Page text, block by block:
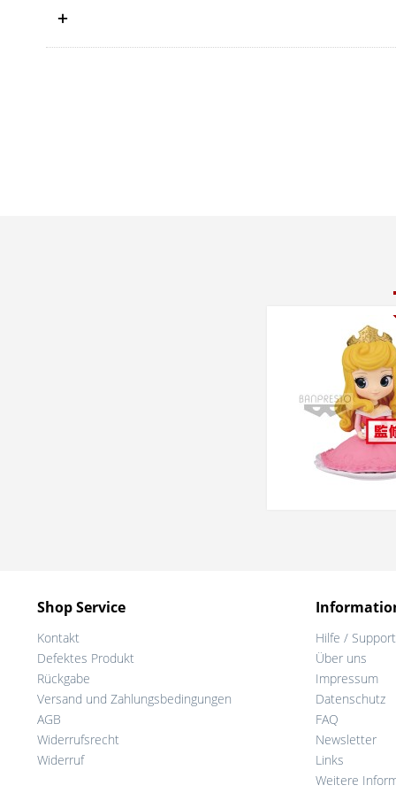
Shop Service
Kontakt
Defektes Produkt
Rückgabe
Versand und Zahlungsbedingungen
AGB
Widerrufsrecht
Widerruf
Hilfe / Support
Über uns
Impressum
Datenschutz
FAQ
Newsletter
Links
Weitere